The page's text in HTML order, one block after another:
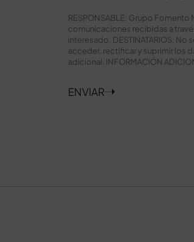
RESPONSABLE: Grupo
comunicaciones recibidas a
interesado. DESTINATARIOS:
acceder, rectificar y suprimir los
adicional. INFORMACIÓN
ENVIAR